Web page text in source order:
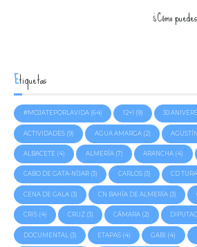
¿Cómo
Etiquetas
#MOJATEPORLAVIDA(64) 12+1 (9) 30
ACTIVIDADES(9) AGUA AMARGA(2) AGUSTÍN
ALBACETE(4) ALMERÍA(7) ARANCHA (4)
CABO DE GATA-NÍJAR(3) CARLOS(3) CD
CENA DE GALA(3) CN BAHÍA DE ALMERÍA(3)
CRIS(4) CRUZ(3) CÁMARA (2)
DOCUMENTAL (3) ETAPAS(4) GABI (4)